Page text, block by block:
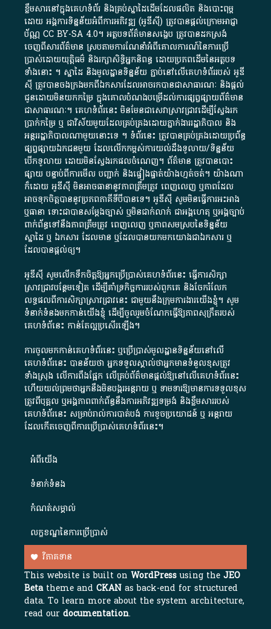
ខ្លឹមសារ​នៅ​ក្នុង​គេហទំព័រ និង​គ្រប់​ស្នា​ដៃ​ដើម​ដែល​ផលិត​ និង​បោះពុម្ព​
ដោយ​ អង្គការ​ទិន្នន័យ​អំពី​ការអភិវឌ្ឍ​​ (អូ​ឌី​ស៊ី)​ ត្រូវ​បាន​ផ្តល់​ក្រោម​អាជ្ញា
ប័ណ្ណ​CC BY-SA 4.0។​ អត្ថបទ​ព័ត៌មាន​សង្ខេប​ ត្រូវ​បាន​ដកស្រង់​
ចេញពី​សារព័ត៌មាន ស្របតាមការ​ណែនាំ​អំពី​គោលការណ៍​នៃ​ការ​ប្រើ
ប្រាស់​ដោយ​យុត្តិធម៌​ និង​រក្សាសិទ្ធិអ្នកនិពន្ធ ដោយ​ប្រភពដើម​នៃ​​អត្ថបទ
ទាំង​នោះ​ ។​ ស្នាដៃ​ និង​មូលដ្ឋាន​ទិន្នន័យ ​ភ្ជាប់​នៅ​លើ​គេហទំព័រ​របស់​ អូ​ឌី​
ស៊ី​ ត្រូវ​បាន​ចងក្រង​មក​ពី​ឯកសារ​ដែល​អាច​រក​បានជា​សាធារណៈ​ និង​ផ្តល់​
ជូន​ដោយ​មិន​យក​កម្រៃ​ ក្នុង​គោលបំណង​បម្រើ​ដល់ការ​ផ្សព្វផ្សាយ​ព័ត៌មាន​
ជា​សាធារណៈ​។​ គេហទំព័រ​នេះ​ មិនមែន​ជា​សេវា​ស្រាវជ្រាវ​ដើម្បី​ស្វែងរក
ប្រាក់​កម្រៃ​ ឬ​ ជា​វិស័យ​មួយ​ដែល​គ្រប់គ្រង​ដោយ​ភ្នាក់ងារ​រដ្ឋាភិបាល​ និង ​
អន្តររដ្ឋាភិបាល​ណាមួយ​នោះ​ទេ ​។​ ទំព័រ​នេះ​ ត្រូវ​បាន​គ្រប់គ្រង​ដោយ​ប្រព័ន្ធ​
ផ្សព្វផ្សាយ​ឯកជន​មួយ​ ដែល​លើកកម្ពស់​ការ​យល់​ដឹង​ទូលាយ​/​ទិន្នន័យ​
បើក​ទូលាយ​ ដោយ​មិនស្វែង​រក​ផល​ចំណេញ​។​ ព័ត៌មាន​ ត្រូវ​បាន​បោះ
ផ្សាយ​ បន្ទាប់​ពី​ការ​មើល​ បញ្ជាក់​ និង​ផ្ទៀងផ្ទាត់​យ៉ាង​ហ្មត់ចត់​។​ យ៉ាងណា​
ក៏​ដោយ​ អូ​ឌី​ស៊ី​ មិន​អាច​ធានា​នូវ​ភាព​ត្រឹមត្រូវ​ ពេញលេញ​ ឬ​ភាព​ដែល​
អាច​ទុកចិត្ត​បាននូវ​ប្រភព​ភាគី​ទី​បី​បាន​ទេ​។​ អូ​ឌី​ស៊ី​ សូម​មិន​ធ្វើការ​អះអាង​
ឬ​ធានា​ ទោះជា​បាន​សម្តែង​ច្បាស់​ ឬ​មិន​ជាក់លាក់​ ជា​អង្គហេតុ​ ឬ​អង្គច្បាប់​
ពាក់ព័ន្ធ​ទៅ​នឹង​ភាព​ត្រឹមត្រូវ​ ពេញលេញ​ ឬ​ភាព​សម​ស្រប​នៃ​ទិន្នន័យ​
ស្នាដៃ​ ឬ​ ឯកសារ​ ដែល​មាន​ ឬ​ដែល​បាន​យក​មក​យោង​ជា​ឯកសារ​ ឬ​
ដែល​បាន​ផ្តល់​ឲ្យ​។
អូឌីស៊ី សូមលើកទឹកចិត្តឱ្យអ្នកប្រើប្រាស់គេហទំព័រនេះ ធ្វើការសិក្សា
ស្រាវជ្រាវបន្ថែមទៀត ដើម្បីគាំទ្រកិច្ចការ​របស់ពួកគេ និងចែករំលែក
លទ្ធផលពីការសិក្សាស្រាវជ្រាវនេះ ជាមួយនឹងក្រុមការងារយើងខ្ញុំ។ សូម
ទំនាក់ទំនងមកកាន់យើងខ្ញុំ ដើម្បីចូលរួមចំណែកធ្វើឱ្យភាពសុក្រឹតរបស់
គេហទំព័នេះ កាន់តែល្អប្រសើរឡើង។
ការចូលមកកាន់គេហទំព័រនេះ ឬប្រើប្រាស់មូលដ្ឋានទិន្នន័យនៅលើ
គេហទំព័រនេះ បានន័យថា អ្នកទទួលស្គាល់ថាអ្នកមានទំនួលខុសត្រូវ
ទាំងស្រុង លើការពឹងផ្អែក លើគ្រប់ព័ត៌មានផ្តល់ឱ្យនៅលើគេហទំព័រនេះ
ហើយយល់ព្រមថាអ្នកនឹងមិនបង្ករអន្តរាយ ឬ ទាមទារ​ឱ្យមានការទទួលខុស​
ត្រូវពីបុគ្គល ឬអង្គភាពពាក់ព័ន្ធនឹងការអភិវឌ្ឍទម្រង់ និងខ្លឹមសាររបស់
គេហទំព័រនេះ សម្រាប់រាល់ការបាត់បង់ ការខូចប្រយោជន៍ ឬ អន្តរាយ
ដែលកើតចេញពីការប្រើប្រាស់គេហទំព័រនេះ។
អំពី​យើង​
ទំនាក់ទំនង
កំណត់សម្គាល់
លក្ខខណ្ឌនៃការប្រើប្រាស់
វិភាគទាន
This website is built onWordPressusing theJEO
Betatheme andCKAN as back-end for structured
data. To learn more about the system architecture,
read ourdocumentation.